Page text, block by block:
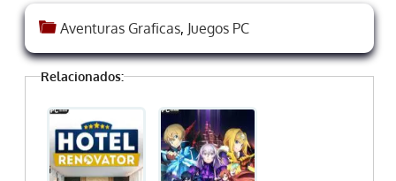
Aventuras Graficas, Juegos PC
Relacionados: